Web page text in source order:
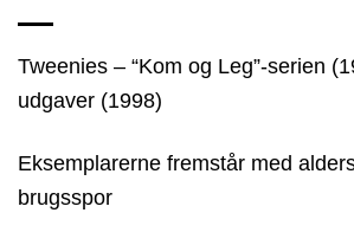
Tweenies – “Kom og Leg”-serien
udgaver (1998)
Eksemplarerne fremstår med
brugsspor